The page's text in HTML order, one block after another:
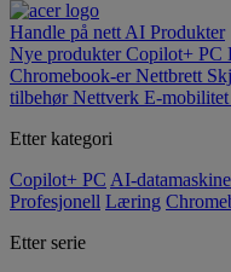
Handle på nett AI Produkter
Nye produkterCopilot+ PC
Chromebook-erNettbrett
tilbehørNettverk E-mobilitet
Etter kategori
Copilot+ PC AI-
Profesjonell Læring
Etter serie